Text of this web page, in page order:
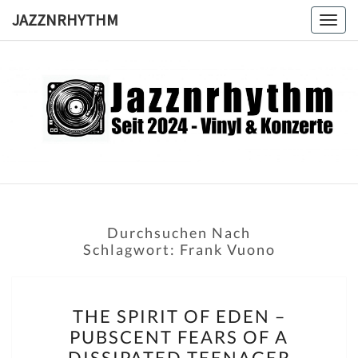
JAZZNRHYTHM
Seit
2024 –
Durchsuchen Nach
Schlagwort: Frank Vuono
SPIRIT
OF
THE SPIRIT OF EDEN –
PUBSCENT FEARS OF A